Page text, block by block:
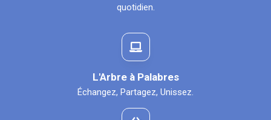
quotidien.
L'Arbre à Palabres
Échangez, Partagez, Unissez.